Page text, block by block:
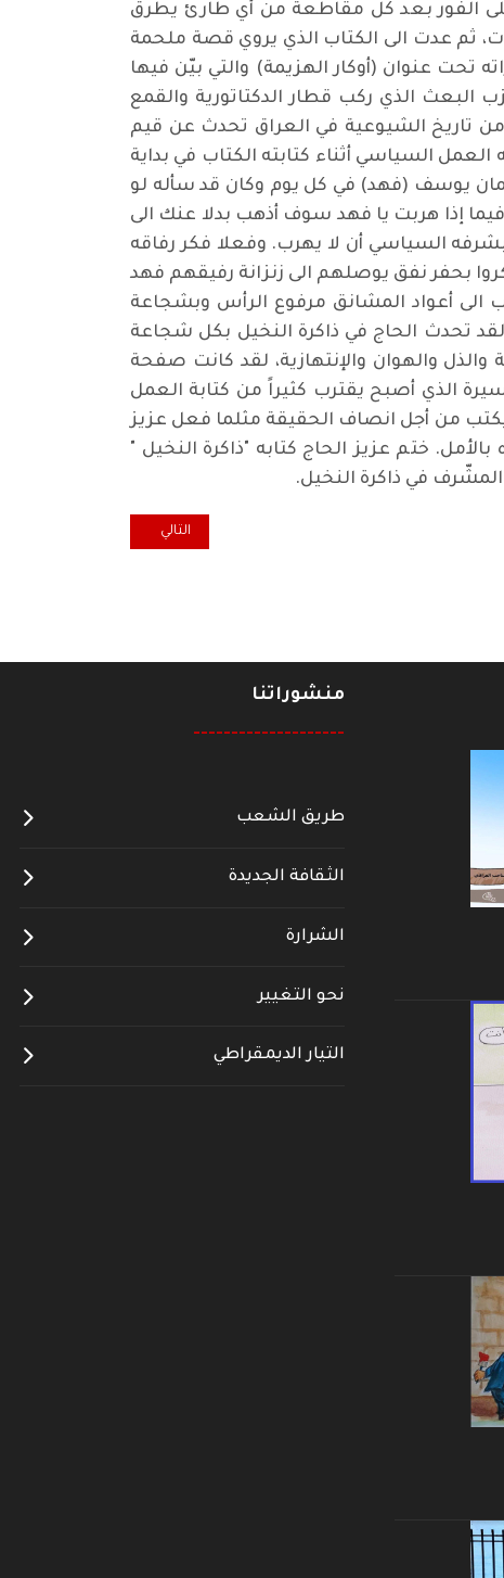
على الفور بعد كل مقاطعة من أي طارئ يطرق
ثم عدت الى الكتاب الذي يروي قصة ملحمة
عنوان (أوكار الهزيمة) والتي بيّن فيها
البعث الذي ركب قطار الدكتاتورية والقمع
من تاريخ الشيوعية في العراق تحدث عن قيم
السياسي أثناء كتابته الكتاب في بداية
يوسف (فهد) في كل يوم وكان قد سأله لو
إذا هربت يا فهد سوف أذهب بدلا عنك الى
السياسي أن لا يهرب. وفعلا فكر رفاقه
بحفر نفق يوصلهم الى زنزانة رفيقهم فهد
أعواد المشانق مرفوع الرأس وبشجاعة
تحدث الحاج في ذاكرة النخيل بكل شجاعة
والهوان والإنتهازية، لقد كانت صفحة
الذي أصبح يقترب كثيراً من كتابة العمل
من أجل انصاف الحقيقة مثلما فعل عزيز
ختم عزيز الحاج كتابه "ذاكرة النخيل "
المشّرف في ذاكرة النخيل.
المقال التالي: قراءة في رواية
التالي
منشوراتنا
--------------------
طريق الشعب
الثقافة الجديدة
الشرارة
نحو التغيير
التيار الديمقراطي